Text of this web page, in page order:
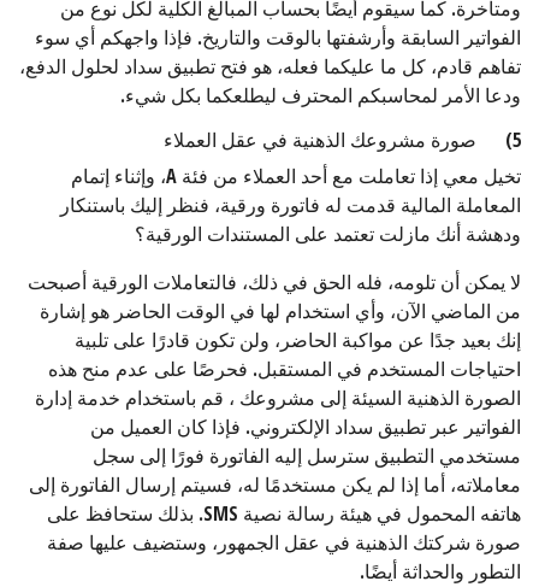
ومتأخرة. كما سيقوم أيضًا بحساب المبالغ الكلية لكل نوع من
الفواتير السابقة وأرشفتها بالوقت والتاريخ. فإذا واجهكم أي سوء
تفاهم قادم، كل ما عليكما فعله، هو فتح تطبيق سداد لحلول الدفع،
ودعا الأمر لمحاسبكم المحترف ليطلعكما بكل شيء.
5) صورة مشروعك الذهنية في عقل العملاء
تخيل معي إذا تعاملت مع أحد العملاء من فئة A، وإثناء إتمام
المعاملة المالية قدمت له فاتورة ورقية، فنظر إليك باستنكار
ودهشة أنك مازلت تعتمد على المستندات الورقية؟
لا يمكن أن تلومه، فله الحق في ذلك، فالتعاملات الورقية أصبحت
من الماضي الآن، وأي استخدام لها في الوقت الحاضر هو إشارة
إنك بعيد جدًا عن مواكبة الحاضر، ولن تكون قادرًا على تلبية
احتياجات المستخدم في المستقبل. فحرصًا على عدم منح هذه
الصورة الذهنية السيئة إلى مشروعك ، قم باستخدام خدمة إدارة
الفواتير عبر تطبيق سداد الإلكتروني. فإذا كان العميل من
مستخدمي التطبيق سترسل إليه الفاتورة فورًا إلى سجل
معاملاته، أما إذا لم يكن مستخدمًا له، فسيتم إرسال الفاتورة إلى
هاتفه المحمول في هيئة رسالة نصية SMS. بذلك ستحافظ على
صورة شركتك الذهنية في عقل الجمهور، وستضيف عليها صفة
التطور والحداثة أيضًا.